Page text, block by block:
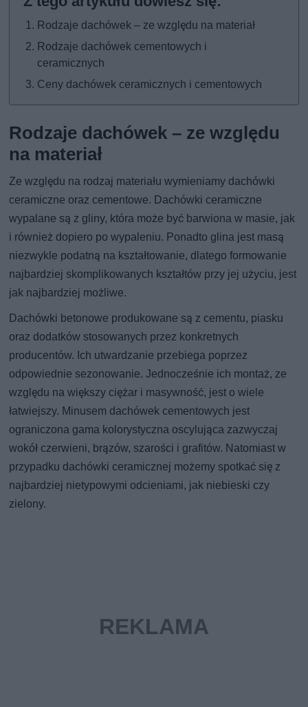
Rodzaje dachówek – ze względu na materiał
Rodzaje dachówek cementowych i
ceramicznych
Ceny dachówek ceramicznych i cementowych
Rodzaje dachówek – ze względu
na materiał
Ze względu na rodzaj materiału wymieniamy dachówki
ceramiczne oraz cementowe. Dachówki ceramiczne
wypalane są z gliny, która może być barwiona w masie, jak
i również dopiero po wypaleniu. Ponadto glina jest masą
niezwykle podatną na kształtowanie, dlatego formowanie
najbardziej skomplikowanych kształtów przy jej użyciu, jest
jak najbardziej możliwe.
Dachówki betonowe produkowane są z cementu, piasku
oraz dodatków stosowanych przez konkretnych
producentów. Ich utwardzanie przebiega poprzez
odpowiednie sezonowanie. Jednocześnie ich montaż, ze
względu na większy ciężar i masywność, jest o wiele
łatwiejszy. Minusem dachówek cementowych jest
ograniczona gama kolorystyczna oscylująca zazwyczaj
wokół czerwieni, brązów, szarości i grafitów. Natomiast w
przypadku dachówki ceramicznej możemy spotkać się z
najbardziej nietypowymi odcieniami, jak niebieski czy
zielony.